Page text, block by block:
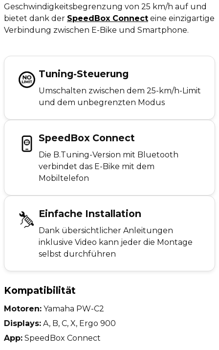
Geschwindigkeitsbegrenzung von 25 km/h auf und
bietet dank der SpeedBox Connect eine einzigartige
Verbindung zwischen E-Bike und Smartphone.
Tuning-Steuerung
Umschalten zwischen dem 25-km/h-Limit
und dem unbegrenzten Modus
SpeedBox Connect
Die B.Tuning-Version mit Bluetooth
verbindet das E-Bike mit dem
Mobiltelefon
Einfache Installation
Dank übersichtlicher Anleitungen
inklusive Video kann jeder die Montage
selbst durchführen
Kompatibilität
Motoren: Yamaha PW-C2
Displays: A, B, C, X, Ergo 900
App: SpeedBox Connect